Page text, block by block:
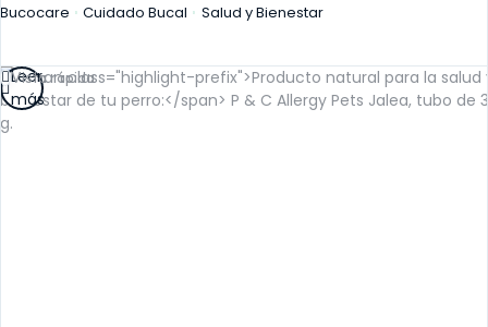
Bucocare Cuidado Bucal Salud y Bienestar
Vista rápida
Leer
más